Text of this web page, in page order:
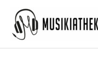
Inhalt
springen